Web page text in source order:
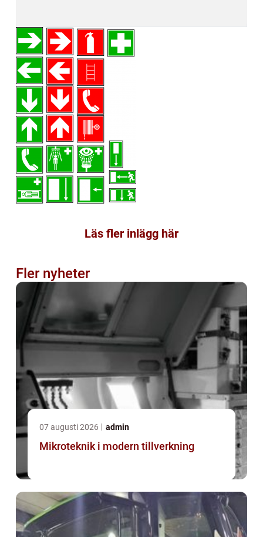
Läs fler inlägg här
Fler nyheter
07 augusti 2026 admin
Mikroteknik i modern tillverkning